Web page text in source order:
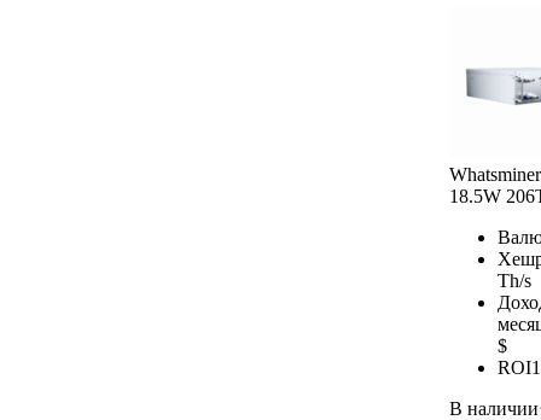
18.5W
Th/s
$
ROI
В наличии